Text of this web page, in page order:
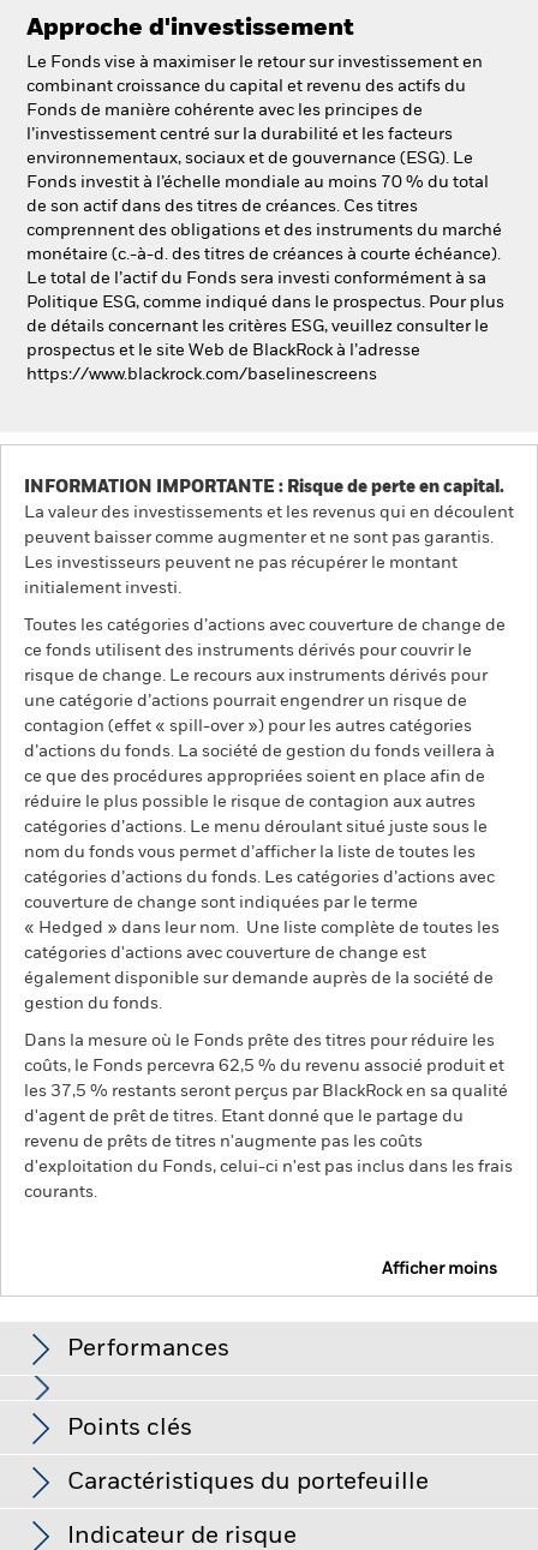
Approche d'investissement
Le Fonds vise à maximiser le retour sur investissement en
combinant croissance du capital et revenu des actifs du
Fonds de manière cohérente avec les principes de
l’investissement centré sur la durabilité et les facteurs
environnementaux, sociaux et de gouvernance (ESG). Le
Fonds investit à l’échelle mondiale au moins 70 % du total
de son actif dans des titres de créances. Ces titres
comprennent des obligations et des instruments du marché
monétaire (c.-à-d. des titres de créances à courte échéance).
Le total de l’actif du Fonds sera investi conformément à sa
Politique ESG, comme indiqué dans le prospectus. Pour plus
de détails concernant les critères ESG, veuillez consulter le
prospectus et le site Web de BlackRock à l’adresse
https://www.blackrock.com/baselinescreens
INFORMATION IMPORTANTE : Risque de perte en capital.
La valeur des investissements et les revenus qui en découlent
peuvent baisser comme augmenter et ne sont pas garantis.
Les investisseurs peuvent ne pas récupérer le montant
initialement investi.
Toutes les catégories d’actions avec couverture de change de
ce fonds utilisent des instruments dérivés pour couvrir le
risque de change. Le recours aux instruments dérivés pour
une catégorie d’actions pourrait engendrer un risque de
contagion (effet « spill-over ») pour les autres catégories
d’actions du fonds. La société de gestion du fonds veillera à
ce que des procédures appropriées soient en place afin de
réduire le plus possible le risque de contagion aux autres
catégories d’actions. Le menu déroulant situé juste sous le
nom du fonds vous permet d’afficher la liste de toutes les
catégories d’actions du fonds. Les catégories d’actions avec
couverture de change sont indiquées par le terme
« Hedged » dans leur nom. Une liste complète de toutes les
catégories d'actions avec couverture de change est
également disponible sur demande auprès de la société de
gestion du fonds.
Dans la mesure où le Fonds prête des titres pour réduire les
coûts, le Fonds percevra 62,5 % du revenu associé produit et
les 37,5 % restants seront perçus par BlackRock en sa qualité
d'agent de prêt de titres. Etant donné que le partage du
revenu de prêts de titres n'augmente pas les coûts
d'exploitation du Fonds, celui-ci n'est pas inclus dans les frais
courants.
Afficher moins
Performances
Voir le graphique complet
Performances
Le risque de crédit, les fluctuations des taux d'intérêt et/ou
les défauts de l'émetteur auront un impact significatif sur la
performance des titres de créance. Les titres de créance de
qualité inférieure à investment grade (non-investment grade)
peuvent être plus sensibles aux fluctuations de ces risques
que les titres de créance possédant une notation plus élevée.
Points clés
Net Assets of Fund
Caractéristiques du portefeuille
Indicateur de risque